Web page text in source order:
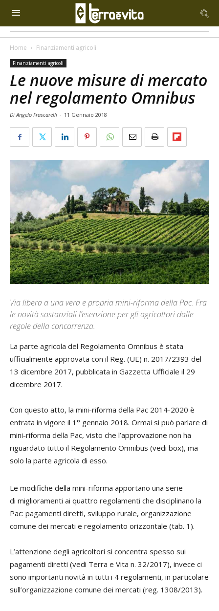
Home Finanziamenti agricoli
Finanziamenti agricoli
Le nuove misure di mercato
nel regolamento Omnibus
Di Angelo Frascarelli - 11 Gennaio 2018
Via libera a una vera e propria mini-riforma della Pac. Fra
le novità sostanziali l’esenzione per gli agricoltori dalle
regole della concorrenza.
La parte agricola del Regolamento Omnibus è stata
ufficialmente approvata con il Reg. (UE) n. 2017/2393 del
13 dicembre 2017, pubblicata in Gazzetta Ufficiale il 29
dicembre 2017.
Con questo atto, la mini-riforma della Pac 2014-2020 è
entrata in vigore il 1° gennaio 2018. Ormai si può parlare di
mini-riforma della Pac, visto che l’approvazione non ha
riguardato tutto il Regolamento Omnibus (vedi box), ma
solo la parte agricola di esso.
Le modifiche della mini-riforma apportano una serie
di miglioramenti ai quattro regolamenti che disciplinano la
Pac: pagamenti diretti, sviluppo rurale, organizzazione
comune dei mercati e regolamento orizzontale (tab. 1).
L’attenzione degli agricoltori si concentra spesso sui
pagamenti diretti (vedi Terra e Vita n. 32/2017), invece ci
sono importanti novità in tutti i 4 regolamenti, in particolare
sull’organizzazione comune dei mercati (reg. 1308/2013).